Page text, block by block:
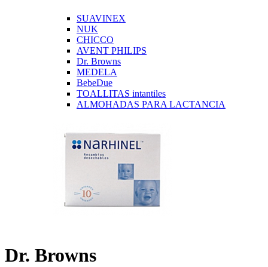
SUAVINEX
NUK
CHICCO
AVENT PHILIPS
Dr. Browns
MEDELA
BebeDue
TOALLITAS intantiles
ALMOHADAS PARA LACTANCIA
Dr. Browns